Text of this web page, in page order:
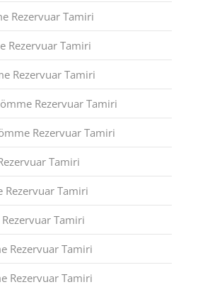
Rezervuar Tamiri
Rezervuar Tamiri
Rezervuar Tamiri
Rezervuar Tamiri
Rezervuar Tamiri
Tamiri
Rezervuar Tamiri
Tamiri
Rezervuar Tamiri
Rezervuar Tamiri